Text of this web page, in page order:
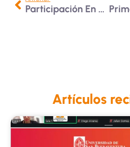
Participación En Expo U – Armenia
Artículos